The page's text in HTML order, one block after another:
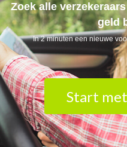
Zoek alle
geld
In 2 minuten een nieuwe
Start